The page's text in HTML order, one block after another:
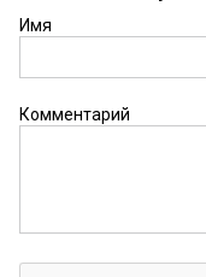
Имя
Комментарий